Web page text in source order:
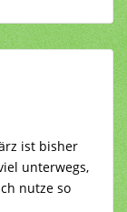
ist bisher
unterwegs,
nutze so